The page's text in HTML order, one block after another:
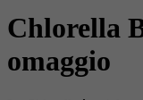
Chlorella
omaggio